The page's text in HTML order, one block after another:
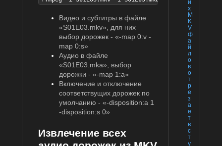
и
х
M
K
V
ф
а
й
л
о
в
о
т
р
е
з
а
е
т
в
с
т
у
Видео и субтитры в файле
«S01E03.mkv», для них
выбор дорожек - «-map 0:v -
map 0:s»
Аудио в файле
«S01E03.mka», выбор
дорожки - «-map 1:a»
Включение и отключение
соответствущих дорожек по
умолчанию - «-disposition:a 1
-disposition:s 0»
Извлечение всех